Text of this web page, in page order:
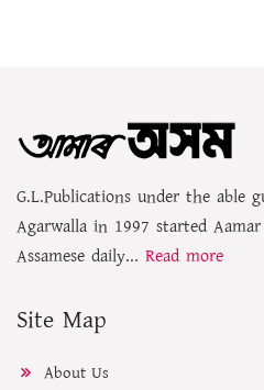
G.L.Publications under the able
Agarwalla in 1997 started
Assamese daily... Read more
Site Map
About Us